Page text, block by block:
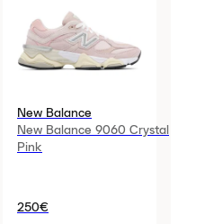
New Balance
New Balance 9060 Crystal
Pink
250€